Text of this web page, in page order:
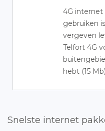
4G internet
gebruiken
vergeven
Telfort 4G
hebt (15
Snelste internet